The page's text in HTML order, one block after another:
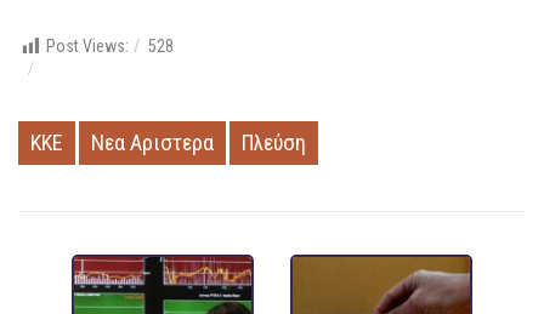
Post Views: 528
ΚΚΕ Νεα Αριστερα Πλεύση